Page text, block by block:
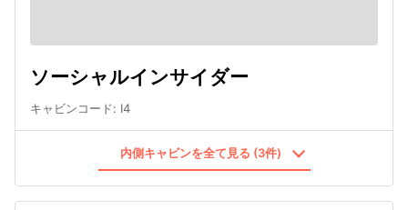
ソーシャルインサイダー
キャビンコード: I4
内側キャビンを全て見る (3件)